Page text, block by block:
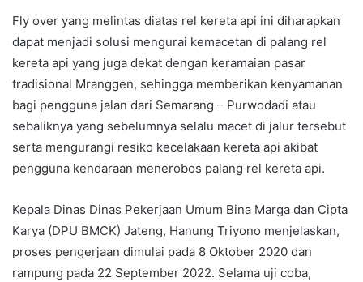
Fly over yang melintas diatas rel kereta api ini diharapkan
dapat menjadi solusi mengurai kemacetan di palang rel
kereta api yang juga dekat dengan keramaian pasar
tradisional Mranggen, sehingga memberikan kenyamanan
bagi pengguna jalan dari Semarang – Purwodadi atau
sebaliknya yang sebelumnya selalu macet di jalur tersebut
serta mengurangi resiko kecelakaan kereta api akibat
pengguna kendaraan menerobos palang rel kereta api.
Kepala Dinas Dinas Pekerjaan Umum Bina Marga dan Cipta
Karya (DPU BMCK) Jateng, Hanung Triyono menjelaskan,
proses pengerjaan dimulai pada 8 Oktober 2020 dan
rampung pada 22 September 2022. Selama uji coba,